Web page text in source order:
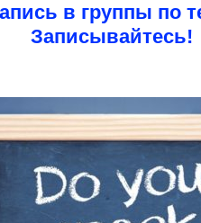
в группы по
Записывайтесь!